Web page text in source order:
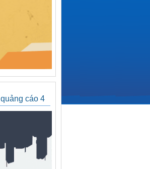
cáo 4